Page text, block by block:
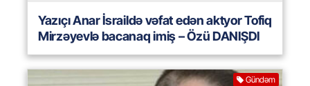
Yazıçı Anar İsraildə vəfat edən aktyor Tofiq
Mirzəyevlə bacanaq imiş – Özü DANIŞDI
Gündəm